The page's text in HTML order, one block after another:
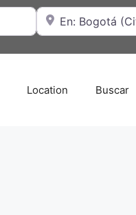
Cerca de
Location Buscar